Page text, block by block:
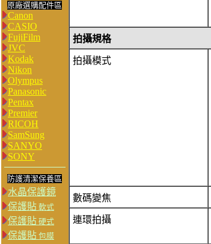
原廠選購配件區
Canon
CASIO
FujiFilm
JVC
Kodak
Nikon
Olympus
Panasonic
Pentax
Premier
RICOH
SamSung
SANYO
SONY
防護清潔保養區
水晶保護鏡
保護貼 軟式
保護貼 硬式
保護貼 包膜
拍攝規格
拍攝模式
數碼變焦
連環拍攝